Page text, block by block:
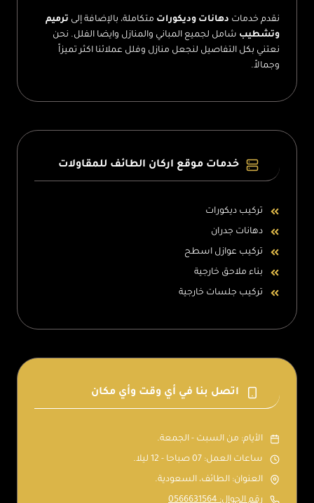
نقدم خدمات دهانات وديكورات متكاملة، بالإضافة إلى ترميم
وتشطيب شامل لجميع المباني والمنازل وايضا الفلل. نحن
نعتني بكل التفاصيل لنجعل منازل وفلل عملائنا اكثر تميزاً
وجمالاً.
خدمات موقع اركان الطائف للمقاولات
تركيب ديكورات
دهانات جدران
تركيب عوازل اسطح
بناء ملاحق خارجية
تركيب جلسات خارجية
اتصل بنا في أي وقت وأي مكان
الأيام: من السبت - الجمعة.
ساعات العمل: 07 صباحا - 12 ليلا.
العنوان: الطائف، السعودية.
رقم الجوال: 0566631564